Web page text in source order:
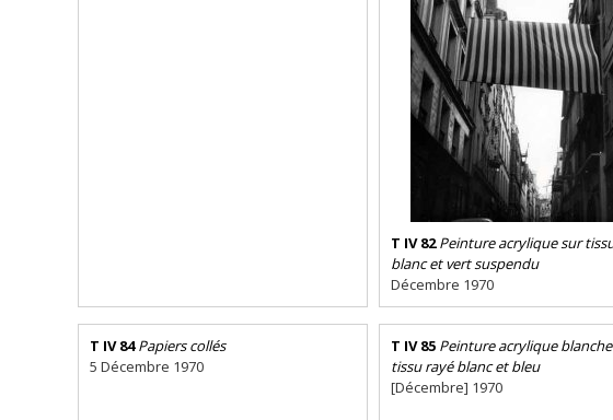
T IV 82 Peinture acrylique sur
blanc et vert suspendu
Décembre 1970
T IV 84 Papiers collés
5 Décembre 1970
T IV 85 Peinture acrylique
tissu rayé blanc et bleu
[Décembre] 1970